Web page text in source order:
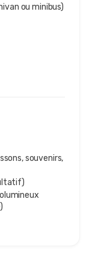
ou minibus)
souvenirs,